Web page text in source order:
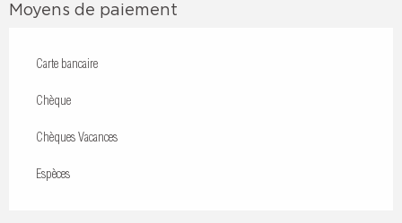
Moyens de paiement
Carte bancaire
Chèque
Chèques Vacances
Espèces